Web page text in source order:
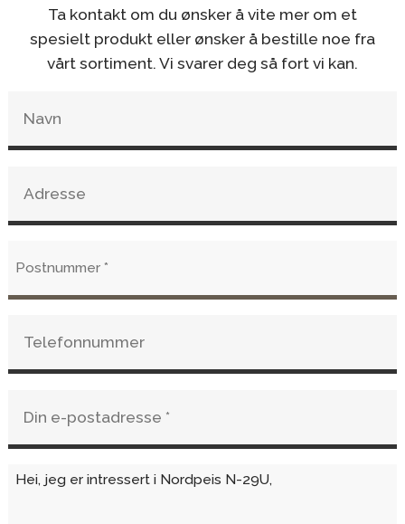
Ta kontakt om du ønsker å vite mer om et
spesielt produkt eller ønsker å bestille noe fra
vårt sortiment. Vi svarer deg så fort vi kan.